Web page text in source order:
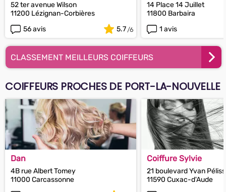
52 ter avenue Wilson
11200 Lézignan-Corbières
56 avis
5.7
14 Place 14 Juillet
11800 Barbaira
1 avis
CLASSEMENT MEILLEURS COIFFEURS
COIFFEURS PROCHES DE PORT-LA-NOUVELLE
Dan
4B rue Albert Tomey
11000 Carcassonne
Coiffure Sylvie
21 boulevard Yvan
11590 Cuxac-d'Aude